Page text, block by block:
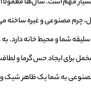
مهم است. شال‌ها معمولاً
چرم مصنوعی و غیره ساخته
شما و محیط خانه دارد. به
برای ایجاد حس گرما و
به شما یک ظاهر شیک